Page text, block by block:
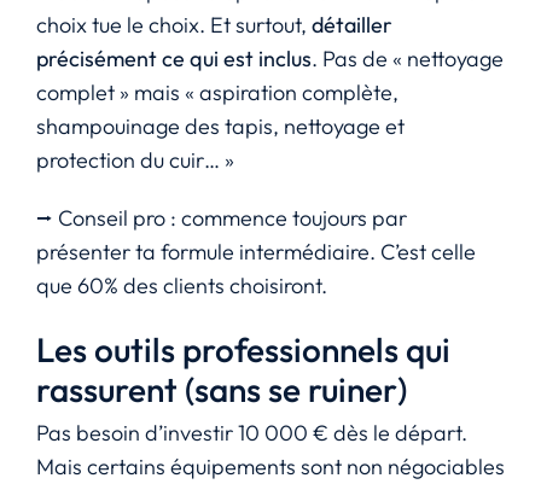
choix tue le choix. Et surtout, détailler
précisément ce qui est inclus. Pas de « nettoyage
complet » mais « aspiration complète,
shampouinage des tapis, nettoyage et
protection du cuir… »
⭢ Conseil pro : commence toujours par
présenter ta formule intermédiaire. C’est celle
que 60% des clients choisiront.
Les outils professionnels qui
rassurent (sans se ruiner)
Pas besoin d’investir 10 000 € dès le départ.
Mais certains équipements sont non négociables